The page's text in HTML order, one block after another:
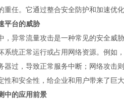
重任。它通过整合安全防护和加速优
平台的威胁
，异常流量攻击是一种常见的安全威
系统正常运行或占用网络资源。例如
器过，导致正常服务中断；网络攻击
性和安全性，给企业和用户带来了巨
中的应用前景